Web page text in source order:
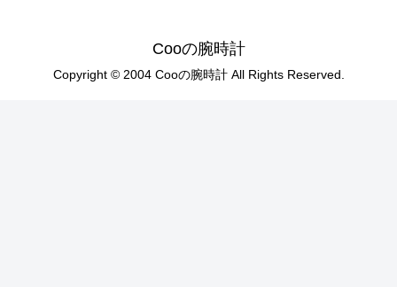
Cooの腕時計
Copyright © 2004 Cooの腕時計 All Rights Reserved.